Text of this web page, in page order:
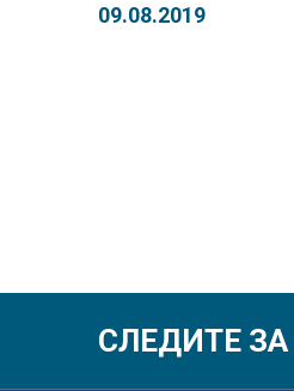
09.08.2019
СЛЕДИТЕ